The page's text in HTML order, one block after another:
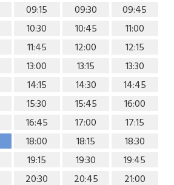
09:15 09:30
09:45
10:30 10:45
11:00
11:45 12:00
12:15
13:00 13:15
13:30
14:15 14:30
14:45
15:30 15:45
16:00
16:45 17:00
17:15
18:00 18:15
18:30
19:15 19:30
19:45
20:30 20:45 21:00